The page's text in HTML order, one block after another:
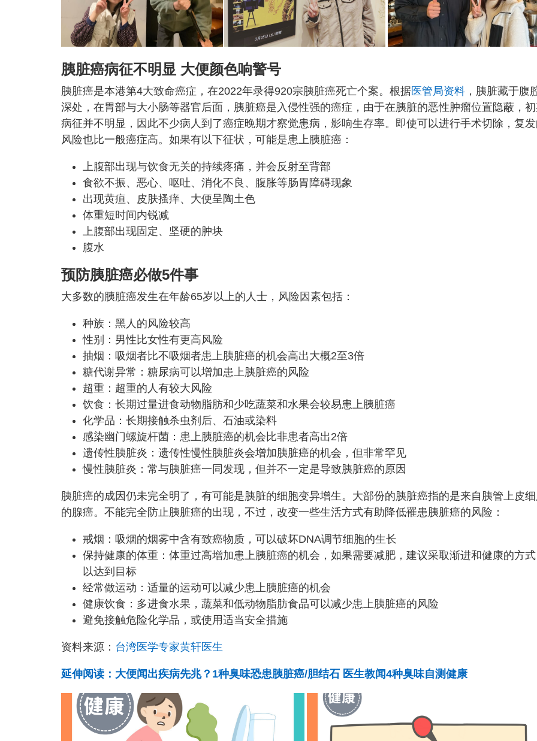
胰脏癌病征不明显 大便颜色响警号
胰脏癌是本港第4大致命癌症，在2022年录得920宗胰脏癌死亡个案。根据医管局资料 ，胰脏藏于腹
深处，在胃部与大小肠等器官后面，胰脏癌是入侵性强的癌症，由于在胰脏的恶性肿瘤位置隐蔽，
病征并不明显，因此不少病人到了癌症晚期才察觉患病，影响生存率。即使可以进行手术切除，复
风险也比一般癌症高。如果有以下征状，可能是患上胰脏癌：
上腹部出现与饮食无关的持续疼痛，并会反射至背部
食欲不振、恶心、呕吐、消化不良、腹胀等肠胃障碍现象
出现黄疸、皮肤搔痒、大便呈陶土色
体重短时间内锐减
上腹部出现固定、坚硬的肿块
腹水
预防胰脏癌必做5件事
大多数的胰脏癌发生在年龄65岁以上的人士，风险因素包括：
种族：黑人的风险较高
性别：男性比女性有更高风险
抽烟：吸烟者比不吸烟者患上胰脏癌的机会高出大概2至3倍
糖代谢异常：糖尿病可以增加患上胰脏癌的风险
超重：超重的人有较大风险
饮食：长期过量进食动物脂肪和少吃蔬菜和水果会较易患上胰脏癌
化学品：长期接触杀虫剂后、石油或染料
感染幽门螺旋杆菌：患上胰脏癌的机会比非患者高出2倍
遗传性胰脏炎：遗传性慢性胰脏炎会增加胰脏癌的机会，但非常罕见
慢性胰脏炎：常与胰脏癌一同发现，但并不一定是导致胰脏癌的原因
胰脏癌的成因仍未完全明了，有可能是胰脏的细胞变异增生。大部份的胰脏癌指的是来自胰管上皮
的腺癌。不能完全防止胰脏癌的出现，不过，改变一些生活方式有助降低罹患胰脏癌的风险：
戒烟：吸烟的烟雾中含有致癌物质，可以破坏DNA调节细胞的生长
保持健康的体重：体重过高增加患上胰脏癌的机会，如果需要减肥，建议采取渐进和健康的方
以达到目标
经常做运动：适量的运动可以减少患上胰脏癌的机会
健康饮食：多进食水果，蔬菜和低动物脂肪食品可以减少患上胰脏癌的风险
避免接触危险化学品，或使用适当安全措施
资料来源： 台湾医学专家黄轩医生
延伸阅读：大便闻出疾病先兆？1种臭味恐患胰脏癌/胆结石 医生教闻4种臭味自测健康